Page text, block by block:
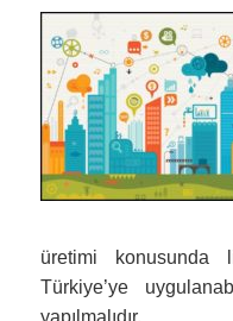
üretimi konusunda
Türkiye’ye